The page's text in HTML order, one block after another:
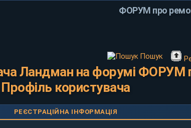
ФОРУМ про
Пошук
Ландман на форумі ФОРУМ
Профіль користувача
РЕЄСТРАЦІЙНА ІНФОРМАЦІЯ